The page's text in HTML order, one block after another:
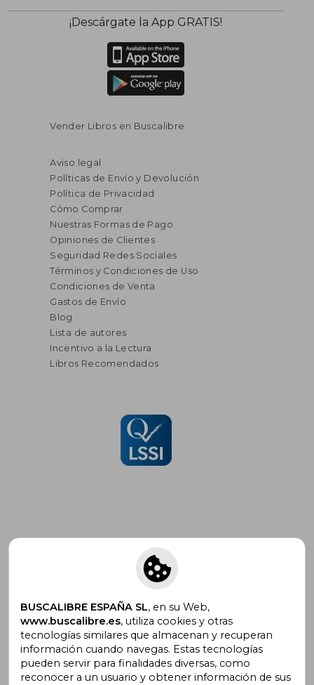
¡Descárgate la App GRATIS!
Vender Libros en Buscalibre
Aviso legal
Políticas de Envío y Devolución
Política de Privacidad
Cómo Comprar
Nuestras Formas de Pago
Opiniones de Clientes
Seguridad Redes Sociales
Términos y Condiciones de Uso
Condiciones de Venta
Gastos de Envío
Blog
Lista de autores
Incentivo a la Lectura
Libros Recomendados
Suscríbete para recibir ofertas y
promociones
¿Necesitas ayuda?
BUSCALIBRE ESPAÑA SL, en su Web,
www.buscalibre.es, utiliza cookies y otras
tecnologías similares que almacenan y recuperan
información cuando navegas. Estas tecnologías
pueden servir para finalidades diversas, como
reconocer a un usuario y obtener información de sus